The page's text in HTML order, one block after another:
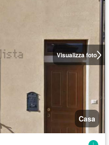
Visualizza foto
Casa